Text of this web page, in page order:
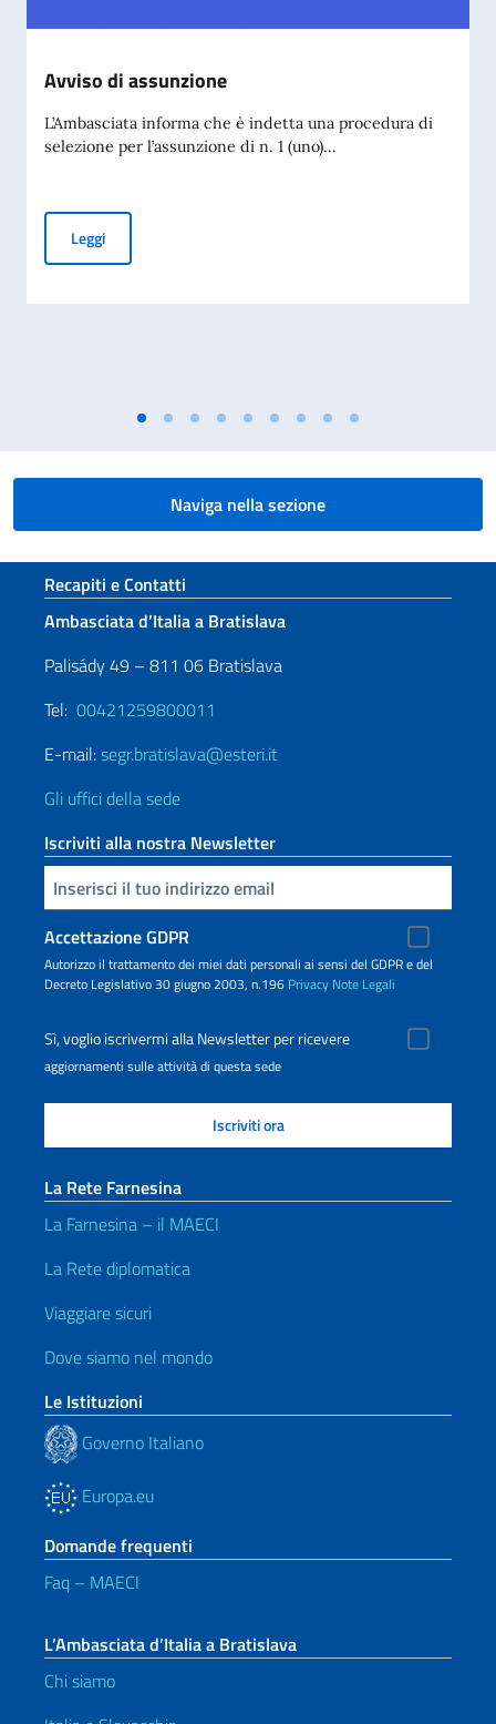
Avviso di assunzione
L’Ambasciata informa che è indetta una procedura di
selezione per l’assunzione di n. 1 (uno)...
LeggiAvviso di assunzione
Naviga nella sezione
Sezione footer
Recapiti e Contatti
Ambasciata d’Italia a Bratislava
Palisády 49 – 811 06 Bratislava
Tel: 00421259800011
E-mail:segr.bratislava@esteri.it
Gli uffici della sede
Iscriviti alla nostra Newsletter
Inserisci la tua email
Accettazione GDPR
Autorizzo il trattamento dei miei dati personali ai sensi del GDPR e del
Decreto Legislativo 30 giugno 2003, n.196 Privacy Note Legali
Sì, voglio iscrivermi alla Newsletter per ricevere
aggiornamenti sulle attività di questa sede
La Rete Farnesina
La Farnesina – il MAECI
La Rete diplomatica
Viaggiare sicuri
Dove siamo nel mondo
Le Istituzioni
Governo Italiano
Europa.eu
Domande frequenti
Faq – MAECI
L’Ambasciata d’Italia a Bratislava
Chi siamo